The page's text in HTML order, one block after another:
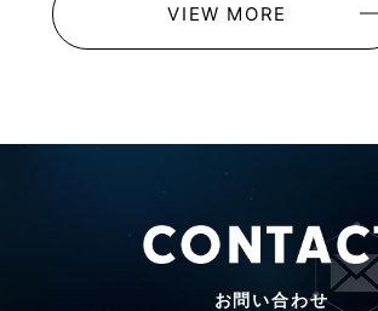
VIEW MORE
お問い合わせ